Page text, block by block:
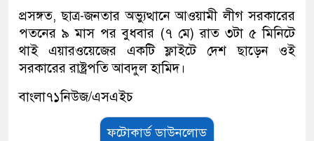
প্রসঙ্গত, ছাত্র-জনতার অভ্যুত্থানে আওয়ামী লীগ সরকারের
পতনের ৯ মাস পর বুধবার (৭ মে) রাত ৩টা ৫ মিনিটে
থাই এয়ারওয়েজের একটি ফ্লাইটে দেশ ছাড়েন ওই
সরকারের রাষ্ট্রপতি আবদুল হামিদ।
বাংলা৭১নিউজ/এসএইচ
ফটোকার্ড ডাউনলোড